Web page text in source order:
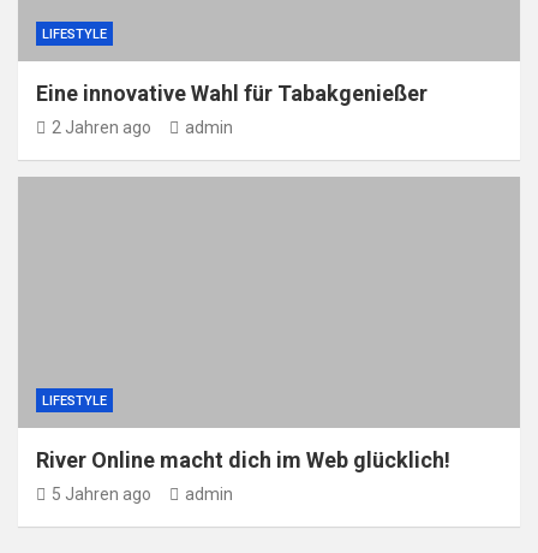
LIFESTYLE
Eine innovative Wahl für Tabakgenießer
2 Jahren ago admin
LIFESTYLE
River Online macht dich im Web glücklich!
5 Jahren ago admin